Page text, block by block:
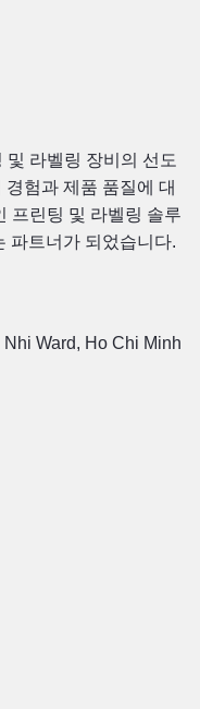
라벨링 장비의 선도
험과 제품 품질에 대
프린팅 및 라벨링 솔루
파트너가 되었습니다.
Ward, Ho Chi Minh